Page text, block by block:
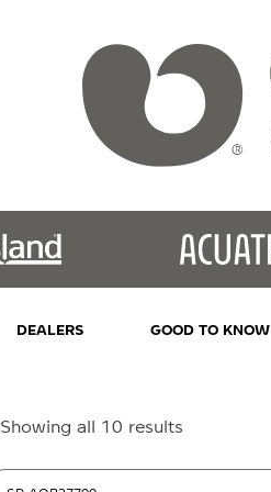
DEALERS GOOD TO KNOW
Showing all 10 results
latest